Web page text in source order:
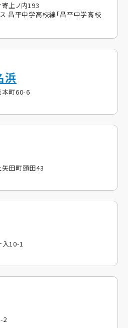
上ノ内193
ス 昌平中学高校線「昌平中学高校
浜
本町60-6
田町頭田43
10-1
2